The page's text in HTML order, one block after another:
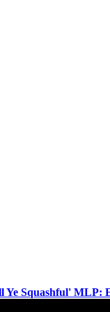
Squashful' MLP: